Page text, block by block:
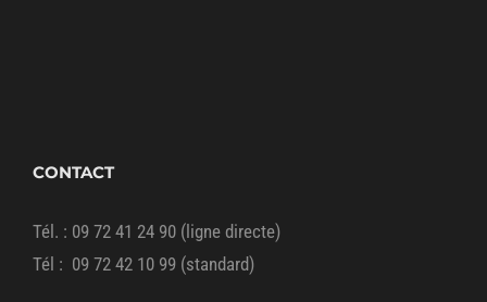
CONTACT
Tél. : 09 72 41 24 90 (ligne directe)
Tél : 09 72 42 10 99 (standard)